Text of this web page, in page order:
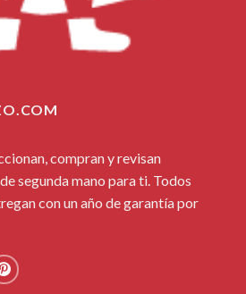
compran y revisan
segunda mano para ti. Todos
con un año de garantía por